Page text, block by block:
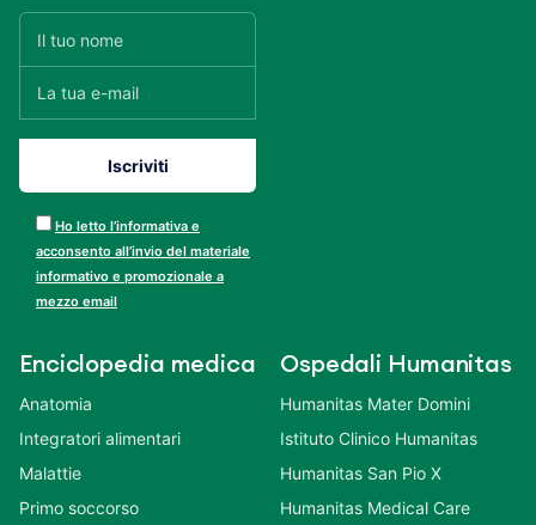
Ho letto l’informativa e
acconsento all’invio del materiale
informativo e promozionale a
mezzo email
Enciclopedia medica
Anatomia
Integratori alimentari
Malattie
Primo soccorso
Ospedali Humanitas
Humanitas Mater Domini
Istituto Clinico Humanitas
Humanitas San Pio X
Humanitas Medical Care